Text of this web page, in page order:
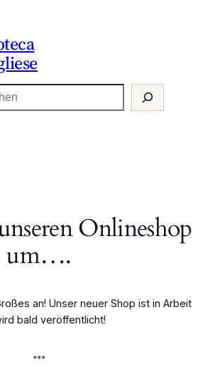
Onlineshop
um….
an! Unser neuer Shop ist in Arbeit
bald veröffentlicht!
***